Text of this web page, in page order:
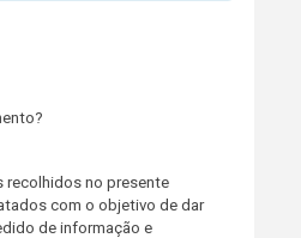
recolhidos no presente
com o objetivo de dar
de informação e